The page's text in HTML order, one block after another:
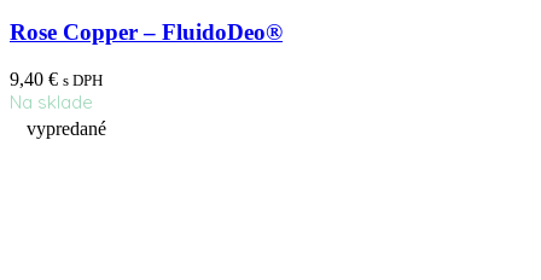
Rose Copper – FluidoDeo®
9,40 € s DPH
Na sklade
vypredané